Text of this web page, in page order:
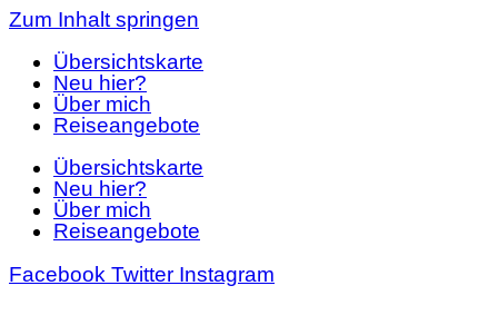
Zum Inhalt springen
Übersichtskarte
Neu hier?
Über mich
Reiseangebote
Übersichtskarte
Neu hier?
Über mich
Reiseangebote
Facebook Twitter Instagram